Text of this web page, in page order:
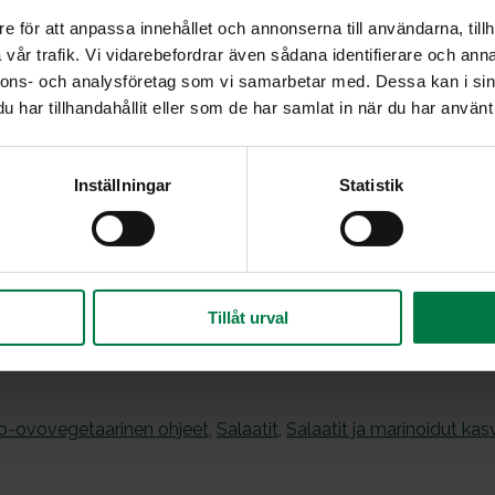
för att anpassa innehållet och annonserna till användarna,
trafik. Vi vidarebefordrar även sådana identifierare och
och analysföretag som vi samarbetar med. Dessa kan i
har tillhandahållit eller som de har samlat in när du har
Inställningar Statistik
Tillåt urval
Hienonna keltuaiset.
Lisää loput ainekset ja sekoita hyvin.
Tarjoa salaatin kastikkeena.
Vinkki: Kastike sopii hyvin lehtisalaatista,
salaatin kastikkeeksi.
ovovegetaarinen ohjeet, Salaatit, Salaatit ja marinoidut